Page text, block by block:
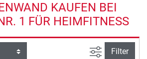
KAUFEN BEI
1 FÜR HEIMFITNESS
Ansicht
Filter